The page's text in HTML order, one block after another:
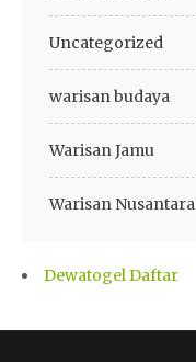
Uncategorized
warisan budaya
Warisan Jamu
Warisan Nusantara
Dewatogel Daftar